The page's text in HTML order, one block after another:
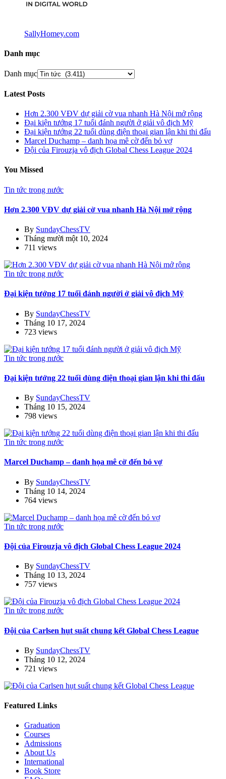
SallyHomey.com
Danh mục
Danh mục
Latest Posts
Hơn 2.300 VĐV dự giải cờ vua nhanh Hà Nội mở rộng
Đại kiện tướng 17 tuổi đánh người ở giải vô địch Mỹ
Đại kiện tướng 22 tuổi dùng điện thoại gian lận khi thi đấu
Marcel Duchamp – danh họa mê cờ đến bỏ vợ
Đội của Firouzja vô địch Global Chess League 2024
You Missed
Tin tức trong nước
Hơn 2.300 VĐV dự giải cờ vua nhanh Hà Nội mở rộng
By SundayChessTV
Tháng mười một 10, 2024
711 views
Tin tức trong nước
Đại kiện tướng 17 tuổi đánh người ở giải vô địch Mỹ
By SundayChessTV
Tháng 10 17, 2024
723 views
Tin tức trong nước
Đại kiện tướng 22 tuổi dùng điện thoại gian lận khi thi đấu
By SundayChessTV
Tháng 10 15, 2024
798 views
Tin tức trong nước
Marcel Duchamp – danh họa mê cờ đến bỏ vợ
By SundayChessTV
Tháng 10 14, 2024
764 views
Tin tức trong nước
Đội của Firouzja vô địch Global Chess League 2024
By SundayChessTV
Tháng 10 13, 2024
757 views
Tin tức trong nước
Đội của Carlsen hụt suất chung kết Global Chess League
By SundayChessTV
Tháng 10 12, 2024
721 views
Featured Links
Graduation
Courses
Admissions
About Us
International
Book Store